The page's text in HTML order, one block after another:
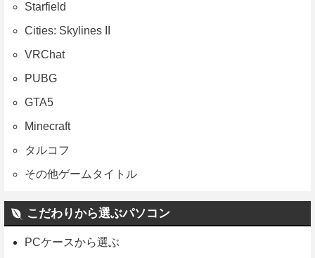
Starfield
Cities: Skylines II
VRChat
PUBG
GTA5
Minecraft
タルコフ
その他ゲームタイトル
こだわりから選ぶパソコン
PCケースから選ぶ